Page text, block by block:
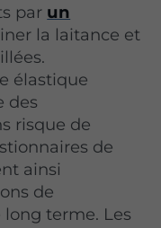
par un
la laitance et
élastique
des
risque de
de
ainsi
de
terme. Les